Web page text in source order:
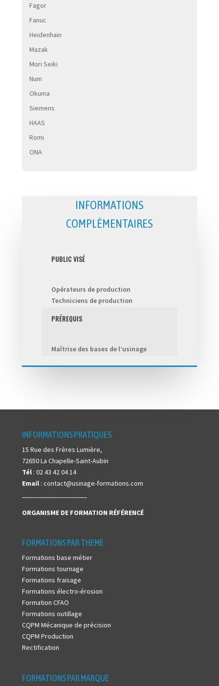
Fagor
Fanuc
Heidenhain
Mazak
Mori Seiki
Num
Okuma
Siemens
HAAS
Romi
ONA
INFORMATIONS
COMPLÉMENTAIRES
PUBLIC VISÉ
Opérateurs de production
Techniciens de production
PRÉREQUIS
Maîtrise des bases de l’usinage
INFORMATIONS PRATIQUES
15 Rue des Frères Lumière,
72650 La Chapelle-Saint-Aubin
Tél: 02 43 42 04 14
Email: contact@usinage-formations.com
ORGANISME DE FORMATION RÉFÉRENCÉ
FORMATIONS PAR THEME
Formations base métier
Formations tournage
Formations fraisage
Formations électro-érosion
Formation CFAO
Formations outillage
CQPM Mécanique de précision
CQPM Production
Rectification
FORMATIONS PAR MARQUE